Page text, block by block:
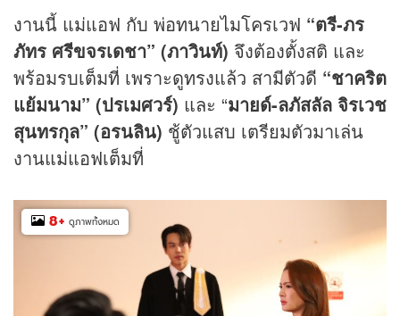
งานนี้ แม่แอฟ กับ พ่อทนายไมโครเวฟ “ตรี-ภร
ภัทร ศรีขจรเดชา” (ภาวินท์) จึงต้องตั้งสติ และ
พร้อมรบเต็มที่ เพราะดูทรงแล้ว สามีตัวดี “ชาคริต
แย้มนาม” (ปรเมศวร์) และ “มายด์-ลภัสลัล จิรเวช
สุนทรกุล” (อรนลิน) ชู้ตัวแสบ เตรียมตัวมาเล่น
งานแม่แอฟเต็มที่
8+ ดูภาพทั้งหมด